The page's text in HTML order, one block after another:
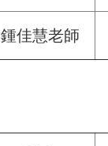
鍾佳慧老師